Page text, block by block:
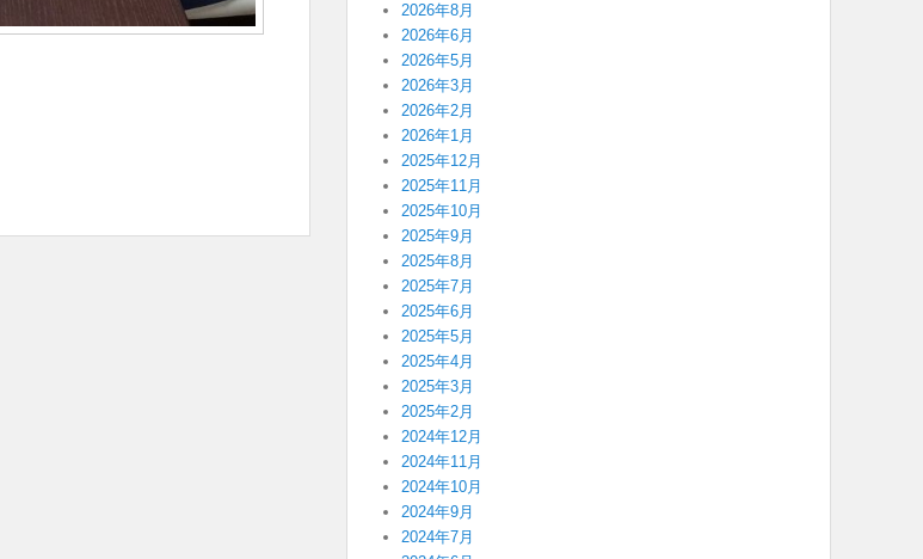
2026年8月
2026年6月
2026年5月
2026年3月
2026年2月
2026年1月
2025年12月
2025年11月
2025年10月
2025年9月
2025年8月
2025年7月
2025年6月
2025年5月
2025年4月
2025年3月
2025年2月
2024年12月
2024年11月
2024年10月
2024年9月
2024年7月